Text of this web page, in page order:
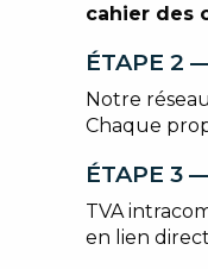
cahier des
ÉTAPE 2
Notre
Chaque
ÉTAPE 3
TVA
en lien